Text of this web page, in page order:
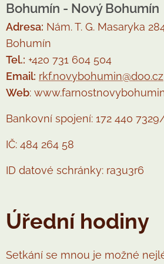
Bohumín - Nový Bohumín
Adresa: Nám. T. G. Masaryka
Bohumín
Tel.: +420 731 604 504
Email: rkf.novybohumin@doo.cz
Web:
Bankovní spojení: 172 440
IČ: 484 264 58
ID datové schránky: ra3u3r6
Úřední hodiny
Setkání se mnou je možné